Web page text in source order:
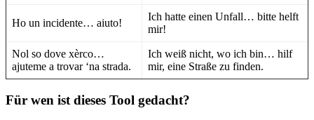
Ho un incidente… aiuto!
Ich hatte einen Unfall… bitte helft
mir!
Nol so dove xèrco…
ajuteme a trovar ‘na strada.
Ich weiß nicht, wo ich bin… hilf
mir, eine Straße zu finden.
Für wen ist dieses Tool gedacht?